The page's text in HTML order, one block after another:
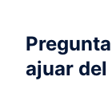
ajuar